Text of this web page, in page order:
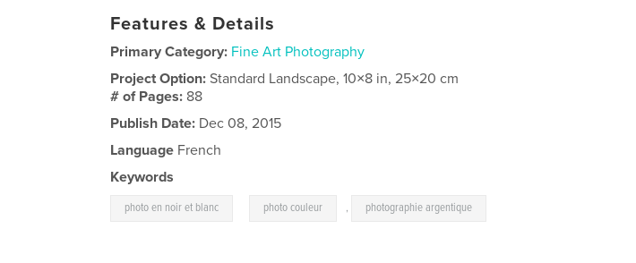
Features & Details
Primary Category: Fine Art Photography
Project Option:Standard Landscape, 10×8 in, 25×20 cm
# of Pages: 88
Publish Date: Dec 08, 2015
Language French
Keywords
photo en noir et blanc photo couleur , photographie argentique